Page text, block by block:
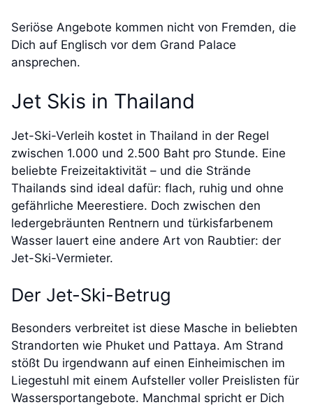
Seriöse Angebote kommen nicht von Fremden, die
Dich auf Englisch vor dem Grand Palace
ansprechen.
Jet Skis in Thailand
Jet-Ski-Verleih kostet in Thailand in der Regel
zwischen 1.000 und 2.500 Baht pro Stunde. Eine
beliebte Freizeitaktivität – und die Strände
Thailands sind ideal dafür: flach, ruhig und ohne
gefährliche Meerestiere. Doch zwischen den
ledergebräunten Rentnern und türkisfarbenem
Wasser lauert eine andere Art von Raubtier: der
Jet-Ski-Vermieter.
Der Jet-Ski-Betrug
Besonders verbreitet ist diese Masche in beliebten
Strandorten wie Phuket und Pattaya. Am Strand
stößt Du irgendwann auf einen Einheimischen im
Liegestuhl mit einem Aufsteller voller Preislisten für
Wassersportangebote. Manchmal spricht er Dich